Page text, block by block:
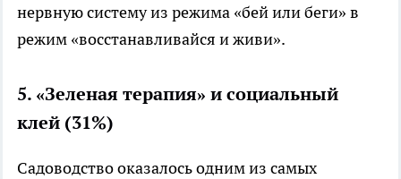
нервную систему из режима «бей или беги» в
режим «восстанавливайся и живи».
5. «Зеленая терапия» и социальный
клей (31%)
Садоводство оказалось одним из самых